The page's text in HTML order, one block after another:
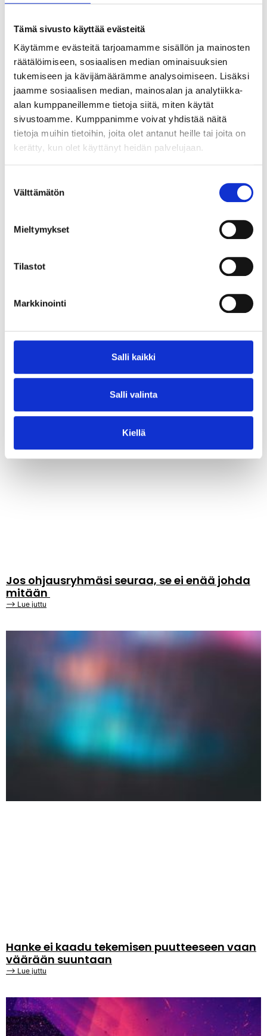
Tämä sivusto käyttää evästeitä
Käytämme evästeitä tarjoamamme sisällön ja mainosten
räätälöimiseen, sosiaalisen median ominaisuuksien
tukemiseen ja kävijämäärämme analysoimiseen. Lisäksi
jaamme sosiaalisen median, mainosalan ja analytiikka-
alan kumppaneillemme tietoja siitä, miten käytät
sivustoamme. Kumppanimme voivat yhdistää näitä
tietoja muihin tietoihin, joita olet antanut heille tai joita on
kerätty, kun olet käyttänyt heidän palvelujaan.
valinta
Välttämätön
Mieltymykset
Tilastot
Markkinointi
Salli kaikki
Salli valinta
Kiellä
agentti vaan paras orkestrointi
Jos ohjausryhmäsi seuraa, se ei enää johda
mitään
⟶ Lue juttu
Hanke ei kaadu tekemisen puutteeseen vaan
väärään suuntaan
⟶ Lue juttu